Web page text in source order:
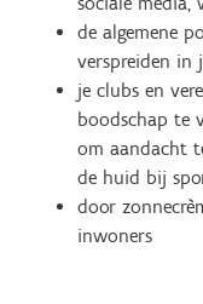
de algemene
verspreiden in
je clubs en
boodschap te
om aandacht
de huid bij
door
inwoners